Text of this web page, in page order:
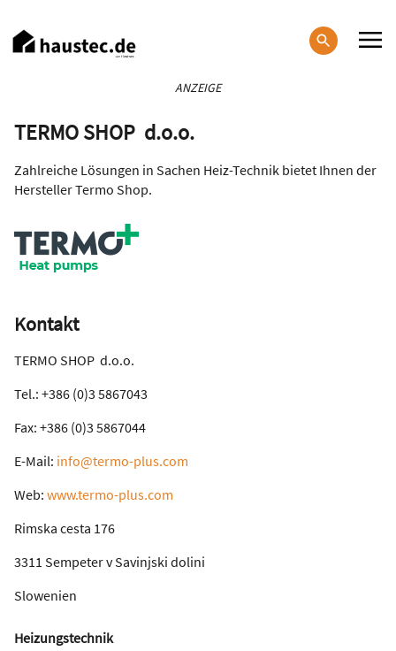
zum
Inhalt
ANZEIGE
TERMO SHOP d.o.o.
Zahlreiche Lösungen in Sachen Heiz-Technik bietet Ihnen der
Hersteller Termo Shop.
Kontakt
TERMO SHOP d.o.o.
Tel.: +386 (0)3 5867043
Fax: +386 (0)3 5867044
E-Mail: info@termo-plus.com
Web: www.termo-plus.com
Rimska cesta 176
3311 Sempeter v Savinjski dolini
Slowenien
Heizungstechnik